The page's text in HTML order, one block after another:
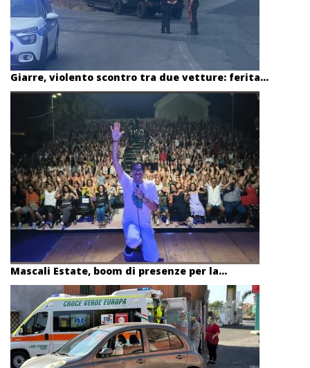
Giarre, violento scontro tra due vetture: ferita...
Mascali Estate, boom di presenze per la...